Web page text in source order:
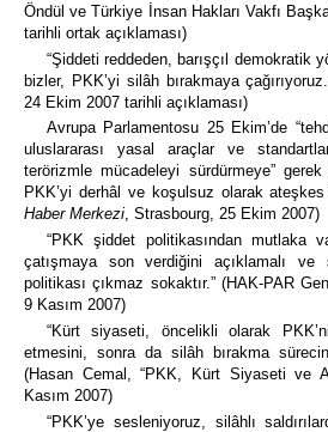
Öndül ve Türkiye İnsan Hakları Vakfı
tarihli ortak açıklaması)
“Şiddeti reddeden, barışçıl demokratik
bizler, PKK’yi silâh bırakmaya
24 Ekim 2007 tarihli açıklaması)
Avrupa Parlamentosu 25 Ekim’de
uluslararası yasal araçlar ve
terörizmle mücadeleyi sürdürmeye”
PKK’yi derhâl ve koşulsuz olarak
Haber Merkezi, Strasbourg, 25 Ekim 2007)
“PKK şiddet politikasından mutlaka
çatışmaya son verdiğini açıklamalı ve
politikası çıkmaz sokaktır.” (HAK-PAR
9 Kasım 2007)
“Kürt siyaseti, öncelikli olarak
etmesini, sonra da silâh bırakma
(Hasan Cemal, “PKK, Kürt Siyaseti ve
Kasım 2007)
“PKK’ye sesleniyoruz, silâhlı